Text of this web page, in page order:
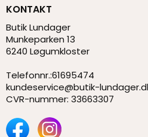
KONTAKT
Butik Lundager
Munkeparken 13
6240 Løgumkloster
Telefonnr.:61695474
kundeservice@butik-
CVR-nummer: 33663307